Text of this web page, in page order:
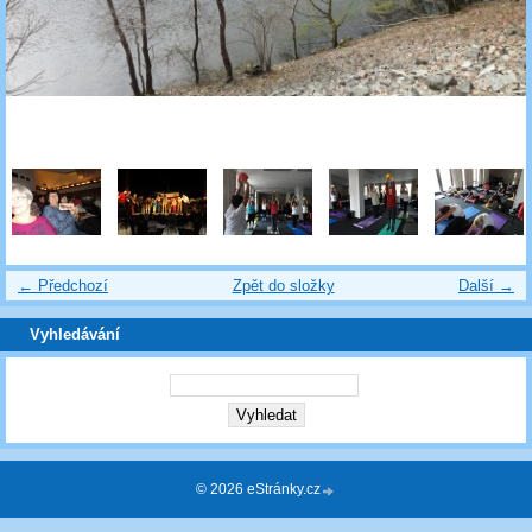
← Předchozí Další →
Zpět do složky
Vyhledávání
© 2026 eStránky.cz